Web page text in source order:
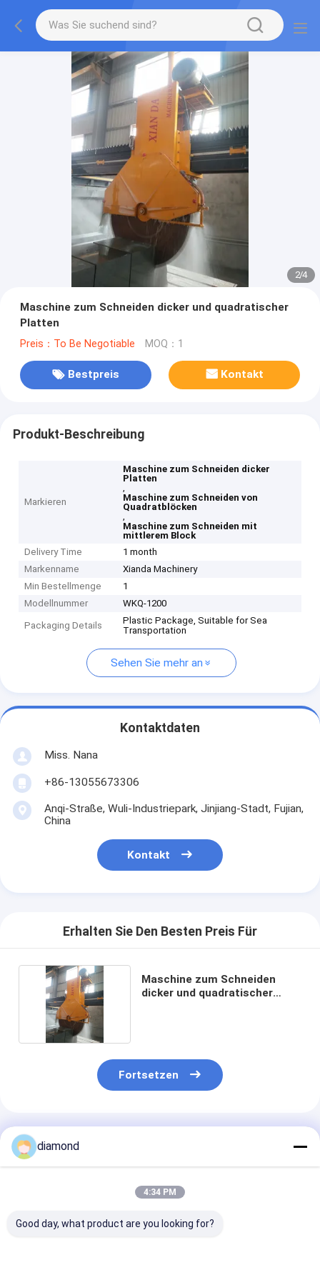
2/4
Maschine zum Schneiden dicker und quadratischer
Platten
Preis：To Be Negotiable MOQ：1
Bestpreis Kontakt
Produkt-Beschreibung
Markieren
Maschine zum Schneiden dicker
Platten
,
Maschine zum Schneiden von
Quadratblöcken
,
Maschine zum Schneiden mit
mittlerem Block
Delivery Time
1 month
Markenname
Xianda Machinery
Min Bestellmenge
1
Modellnummer
WKQ-1200
Packaging Details
Plastic Package, Suitable for Sea
Transportation
Sehen Sie mehr an
Kontaktdaten
Miss. Nana
+86-13055673306
Anqi-Straße, Wuli-Industriepark, Jinjiang-Stadt, Fujian,
China
Kontakt
Erhalten Sie Den Besten Preis Für
Maschine zum Schneiden
dicker und quadratischer
Fortsetzen
Empfohlene Produkte
diamond
4:34 PM
Good day, what product are you looking for?